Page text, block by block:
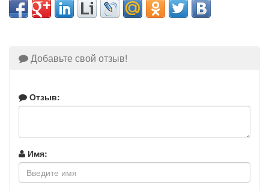
Добавьте свой отзыв!
Отзыв:
Имя: